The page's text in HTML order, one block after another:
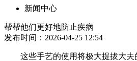
新闻中心
帮帮他们更好地防止疾病
发布时间：2026-04-25 12:54
这些手艺的使用将极大提拔大夫